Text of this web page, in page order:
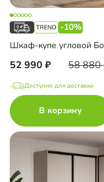
-10%
52 990 58 880
Доступно для доставки
В корзину